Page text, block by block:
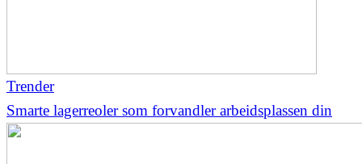
Trender
Smarte lagerreoler som forvandler arbeidsplassen din